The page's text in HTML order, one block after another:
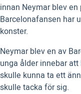
innan Neymar blev
Barcelonafansen har
konster.
Neymar blev en av
unga ålder innebar
skulle kunna ta ett
skulle tacka för sig.